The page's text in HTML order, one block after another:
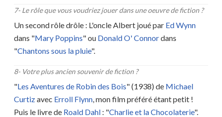
7-Le rôle que vous voudriez jouer dans une oeuvre de fiction ?
Un second rôle drôle : L'oncle Albert joué par Ed Wynn
dans "Mary Poppins" ou Donald O' Connordans
"Chantons sous la pluie".
8- Votre plus ancien souvenir de fiction ?
"Les Aventures de Robin des Bois" (1938) de Michael
Curtizavec Erroll Flynn , mon film préféré étant petit !
Puis le livre de Roald Dahl : "Charlie et la Chocolaterie".